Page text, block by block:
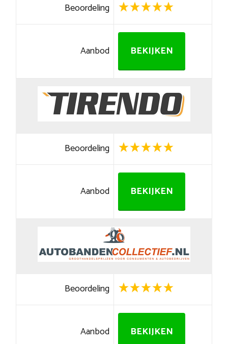
Beoordeling
Aanbod BEKIJKEN
Beoordeling
Aanbod BEKIJKEN
Beoordeling
Aanbod BEKIJKEN